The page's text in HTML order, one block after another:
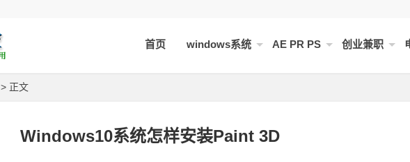
首页 windows系统 AE PR PS 创业兼职
> 正文
Windows10系统怎样安装Paint 3D